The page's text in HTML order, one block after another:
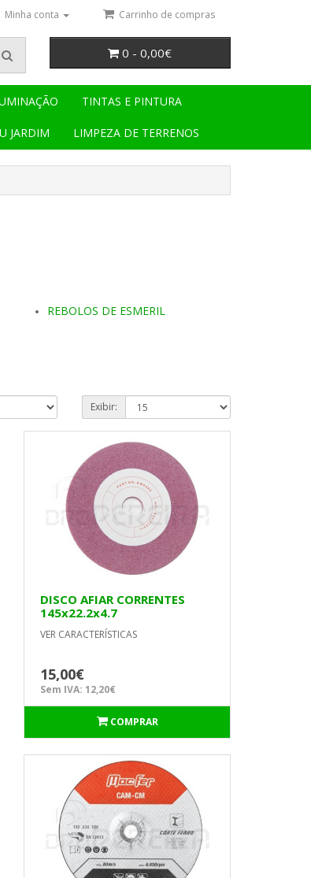
Minha conta Carrinho de compras
0 - 0,00€
TINTAS E PINTURA
JARDIM LIMPEZA DE TERRENOS
REBOLOS DE ESMERIL
Exibir:
DISCO AFIAR CORRENTES
145x22.2x4.7
VER CARACTERÍSTICAS
15,00€
Sem IVA: 12,20€
COMPRAR